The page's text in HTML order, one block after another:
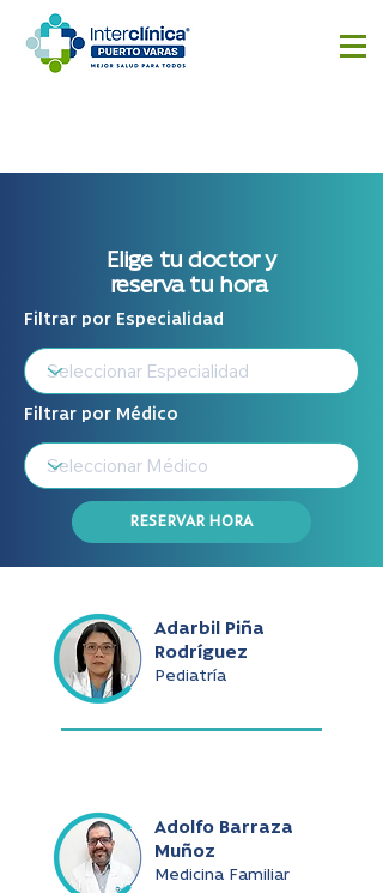
Elige tu doctor y
reserva tu hora
Filtrar por Especialidad
Filtrar por Médico
RESERVAR HORA
Adarbil Piña
Rodríguez
Pediatría
Adolfo Barraza
Muñoz
Medicina Familiar